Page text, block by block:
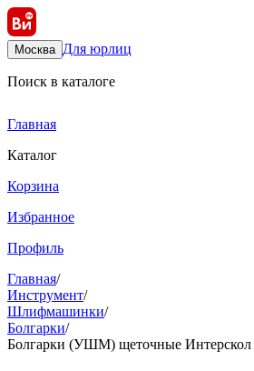
Москва Для юрлиц
Поиск в каталоге
Главная
Каталог
Корзина
Избранное
Профиль
Главная/
Инструмент/
Шлифмашинки/
Болгарки/
Болгарки (УШМ) щеточные Интерскол